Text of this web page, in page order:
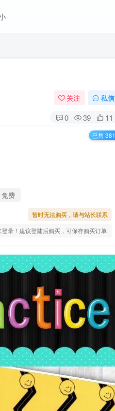
关注 私信
0 39 11
免费
暂时无法购买，请与站长联系
登录！建议登陆后购买，可保存购买订单
已售 381